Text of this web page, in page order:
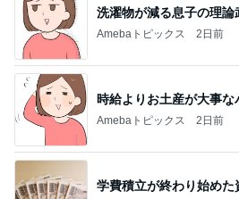
洗濯物が減る息子の理論
Amebaトピックス 2日前
時給よりお土産が大事な
Amebaトピックス 2日前
学費積立が終わり始めた